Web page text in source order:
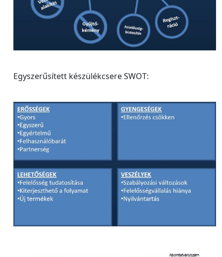
Egyszerűsített készülékcsere SWOT: